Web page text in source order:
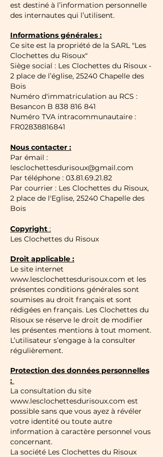
est destiné à l’information personnelle
des internautes qui l’utilisent.
Informations générales :
Ce site est la propriété de la SARL "Les
Clochettes du Risoux"
Siège social : Les Clochettes du Risoux -
2 place de l’église, 25240 Chapelle des
Bois
Numéro d'immatriculation au RCS :
Besancon B 838 816 841
Numéro TVA intracommunautaire :
FR02838816841
Nous contacter :
Par émail :
lesclochettesdurisoux@gmail.com
Par téléphone : 03.81.69.21.82
Par courrier : Les Clochettes du Risoux,
2 place de l'Eglise, 25240 Chapelle des
Bois
Copyright :
Les Clochettes du Risoux
Droit applicable :
Le site internet
www.lesclochettesdurisoux.com et les
présentes conditions générales sont
soumises au droit français et sont
rédigées en français. Les Clochettes du
Risoux se réserve le droit de modifier
les présentes mentions à tout moment.
L’utilisateur s’engage à la consulter
régulièrement.
Protection des données personnelles
:
La consultation du site
www.lesclochettesdurisoux.com est
possible sans que vous ayez à révéler
votre identité ou toute autre
information à caractère personnel vous
concernant.
La société Les Clochettes du Risoux